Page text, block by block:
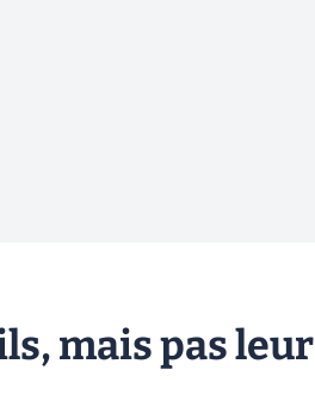
mais pas leur